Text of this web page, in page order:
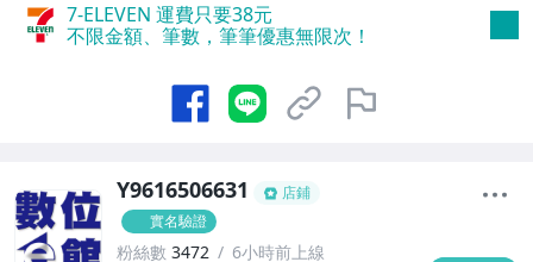
7-ELEVEN 運費只要38元
不限金額、筆數，筆筆優惠無限次！
Y9616506631
店鋪
實名驗證
粉絲數 3472 6小時前上線